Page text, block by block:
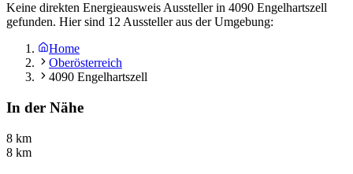
Keine direkten Energieausweis Aussteller in 4090 Engelhartszell
gefunden. Hier sind 12 Aussteller aus der Umgebung:
Home
Oberösterreich
4090 Engelhartszell
In der Nähe
8 km
8 km